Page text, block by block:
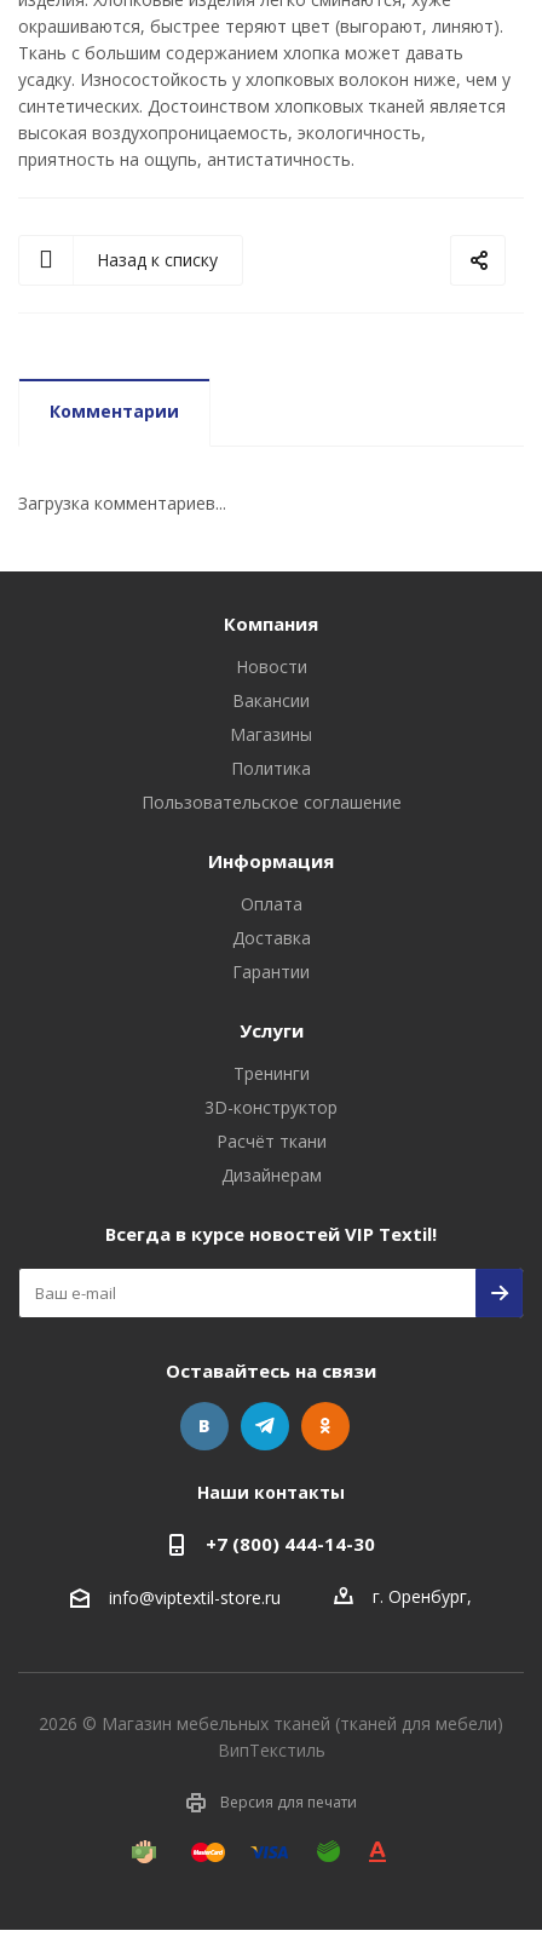
окрашиваются, быстрее теряют цвет (выгорают, линяют).
Ткань с большим содержанием хлопка может давать
усадку. Износостойкость у хлопковых волокон ниже, чем у
синтетических. Достоинством хлопковых тканей является
высокая воздухопроницаемость, экологичность,
приятность на ощупь, антистатичность.
Назад к списку
Комментарии
Загрузка комментариев...
Компания
Новости
Вакансии
Магазины
Политика
Пользовательское соглашение
Информация
Оплата
Доставка
Гарантии
Услуги
Тренинги
3D-конструктор
Расчёт ткани
Дизайнерам
Всегда в курсе новостей VIP Textil!
Оставайтесь на связи
Наши контакты
+7 (800) 444-14-30
info@viptextil-store.ru г. Оренбург,
2026 © Магазин мебельных тканей (тканей для мебели)
ВипТекстиль
Версия для печати